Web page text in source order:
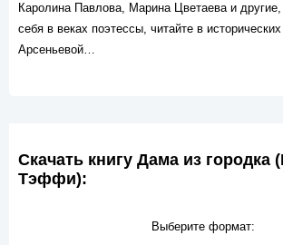
Каролина Павлова, Марина Цветаева и
себя в веках поэтессы, читайте в
Арсеньевой…
Скачать книгу Дама из городка
Тэффи):
Выберите формат: